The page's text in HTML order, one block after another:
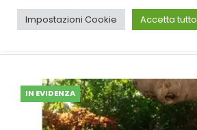
CASA SHOP WEDDING CUCINA, TOVAGLIE
IN EVIDENZA
Impostazioni Cookie Accetta tutto